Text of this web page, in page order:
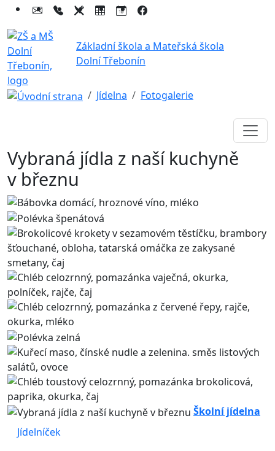
Základní škola a Mateřská škola
Dolní Třebonín
Jídelna Fotogalerie
Vybraná jídla z naší kuchyně
v březnu
Školní jídelna
Jídelníček